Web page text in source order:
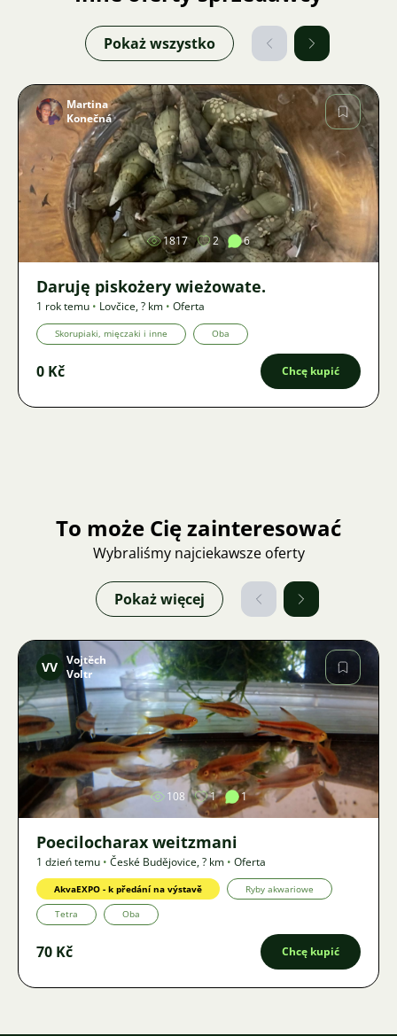
Pokaż wszystko
Zdjęcie
Martina
Konečná
1817 2 6
Daruję piskożery wieżowate.
1 rok temu • Lovčice,? km • Oferta
Skorupiaki, mięczaki i inne Oba
0 Kč Chcę kupić
To może Cię zainteresować
Wybraliśmy najciekawsze oferty
Pokaż więcej
Zdjęcie
VV Vojtěch
Voltr
108 1 1
Poecilocharax weitzmani
1 dzień temu • České Budějovice,? km • Oferta
AkvaEXPO - k předání na výstavě Ryby akwariowe
Tetra Oba
70 Kč Chcę kupić